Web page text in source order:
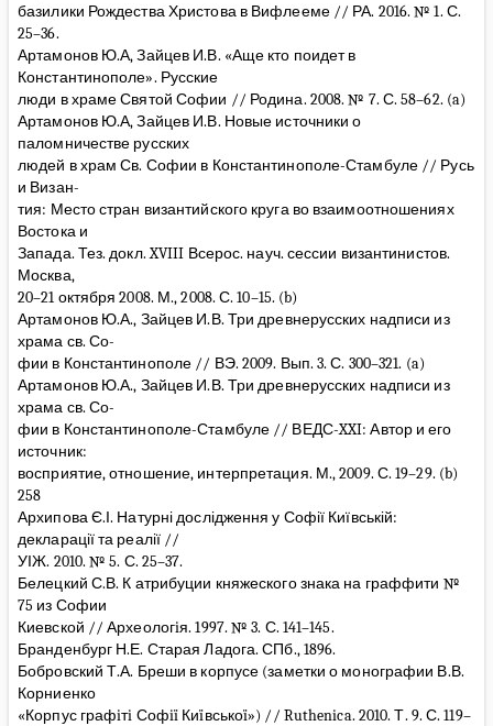
базилики Рождества Христова в Вифлееме // РА. 2016. № 1. С.
25–36.
Артамонов Ю.А, Зайцев И.В. «Аще кто поидет в
Константинополе». Русские
люди в храме Святой Софии // Родина. 2008. № 7. С. 58–62. (a)
Артамонов Ю.А, Зайцев И.В. Новые источники о
паломничестве русских
людей в храм Св. Софии в Константинополе-Стамбуле // Русь
и Визан-
тия: Место стран византийского круга во взаимоотношениях
Востока и
Запада. Тез. докл. XVIII Всерос. науч. сессии византинистов.
Москва,
20–21 октября 2008. М., 2008. С. 10–15. (b)
Артамонов Ю.А., Зайцев И.В. Три древнерусских надписи из
храма св. Со-
фии в Константинополе // ВЭ. 2009. Вып. 3. С. 300–321. (a)
Артамонов Ю.А., Зайцев И.В. Три древнерусских надписи из
храма св. Со-
фии в Константинополе-Стамбуле // ВЕДС-XXI: Автор и его
источник:
восприятие, отношение, интерпретация. М., 2009. С. 19–29. (b)
258
Архипова Є.І. Натурні дослідження у Софії Київській:
декларації та реалії //
УІЖ. 2010. № 5. С. 25–37.
Белецкий С.В. К атрибуции княжеского знака на граффити №
75 из Софии
Киевской // Археологiя. 1997. № 3. С. 141–145.
Бранденбург Н.Е. Старая Ладога. СПб., 1896.
Бобровский Т.А. Бреши в корпусе (заметки о монографии В.В.
Корниенко
«Корпус графiтi Софiï Киïвськоï») // Ruthenica. 2010. Т. 9. С. 119–